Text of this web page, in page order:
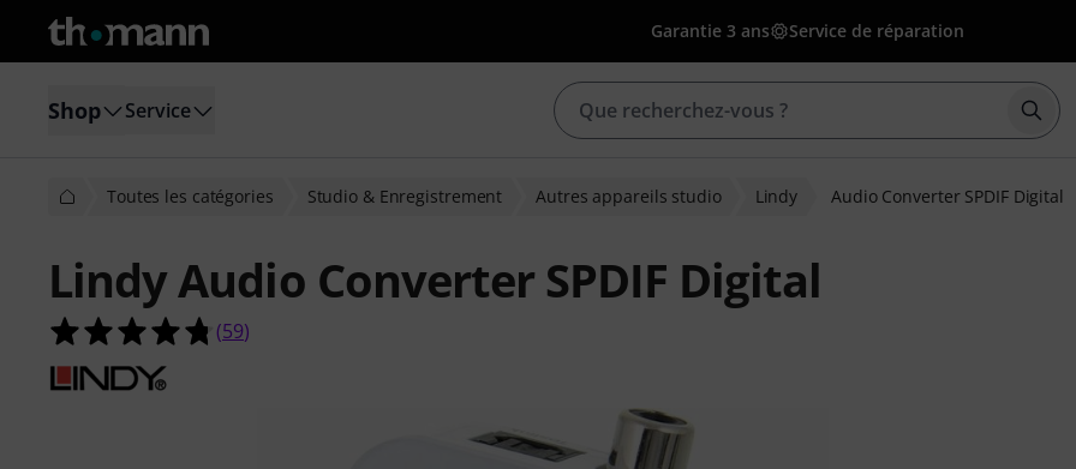
Garantie 3 ans Service de réparation
Shop Service
Toutes les catégories Studio & Enregistrement Autres appareils studio Lindy Audio Converter SPDIF Digital
Lindy Audio Converter SPDIF Digital
4.7 étoiles sur 5 d'après 59 évaluations clients
(59)